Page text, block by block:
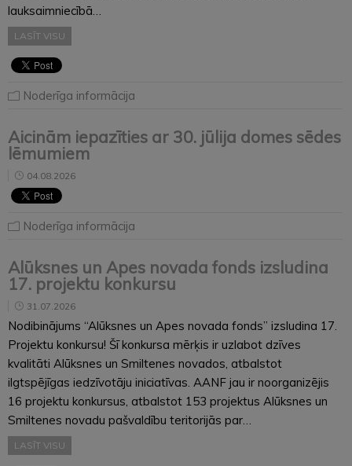
lauksaimniecībā…
LASĪT VISU
Noderīga informācija
Aicinām iepazīties ar 30. jūlija domes sēdes
lēmumiem
04.08.2026
Noderīga informācija
Alūksnes un Apes novada fonds izsludina
17. projektu konkursu
31.07.2026
Nodibinājums “Alūksnes un Apes novada fonds” izsludina 17.
Projektu konkursu! Šī konkursa mērķis ir uzlabot dzīves
kvalitāti Alūksnes un Smiltenes novados, atbalstot
ilgtspējīgas iedzīvotāju iniciatīvas. AANF jau ir noorganizējis
16 projektu konkursus, atbalstot 153 projektus Alūksnes un
Smiltenes novadu pašvaldību teritorijās par…
LASĪT VISU